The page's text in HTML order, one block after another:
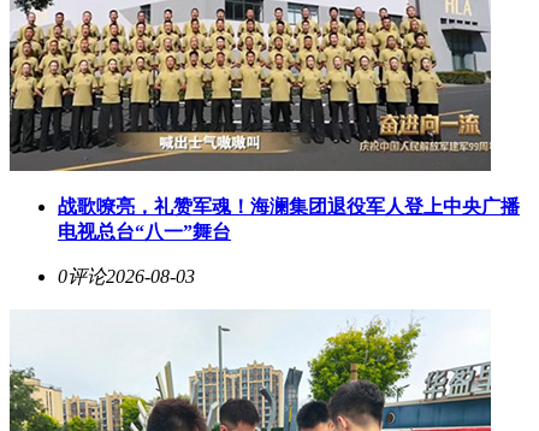
战歌嘹亮，礼赞军魂！海澜集团退役军人登上中央广播
电视总台“八一”舞台
0评论2026-08-03